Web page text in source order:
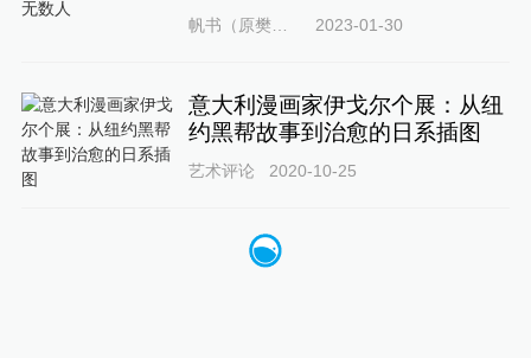
帆书（原樊登读书） 2023-01-30
意大利漫画家伊戈尔个展：从纽
约黑帮故事到治愈的日系插图
艺术评论 2020-10-25